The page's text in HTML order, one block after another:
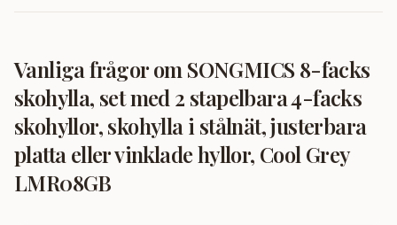
Vanliga frågor om SONGMICS 8-facks
skohylla, set med 2 stapelbara 4-facks
skohyllor, skohylla i stålnät, justerbara
platta eller vinklade hyllor, Cool Grey
LMR08GB